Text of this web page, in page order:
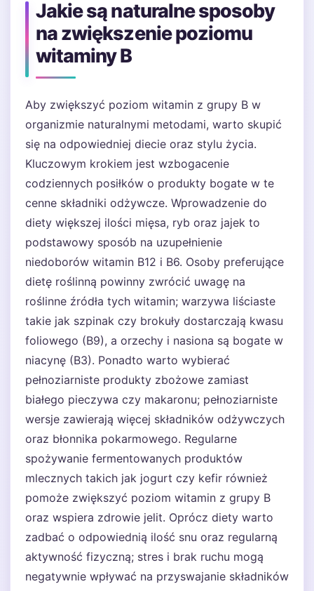
Jakie są naturalne sposoby
na zwiększenie poziomu
witaminy B
Aby zwiększyć poziom witamin z grupy B w
organizmie naturalnymi metodami, warto skupić
się na odpowiedniej diecie oraz stylu życia.
Kluczowym krokiem jest wzbogacenie
codziennych posiłków o produkty bogate w te
cenne składniki odżywcze. Wprowadzenie do
diety większej ilości mięsa, ryb oraz jajek to
podstawowy sposób na uzupełnienie
niedoborów witamin B12 i B6. Osoby preferujące
dietę roślinną powinny zwrócić uwagę na
roślinne źródła tych witamin; warzywa liściaste
takie jak szpinak czy brokuły dostarczają kwasu
foliowego (B9), a orzechy i nasiona są bogate w
niacynę (B3). Ponadto warto wybierać
pełnoziarniste produkty zbożowe zamiast
białego pieczywa czy makaronu; pełnoziarniste
wersje zawierają więcej składników odżywczych
oraz błonnika pokarmowego. Regularne
spożywanie fermentowanych produktów
mlecznych takich jak jogurt czy kefir również
pomoże zwiększyć poziom witamin z grupy B
oraz wspiera zdrowie jelit. Oprócz diety warto
zadbać o odpowiednią ilość snu oraz regularną
aktywność fizyczną; stres i brak ruchu mogą
negatywnie wpływać na przyswajanie składników